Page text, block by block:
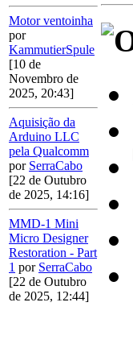
Motor ventoinha
por
KammutierSpule
[10 de
Novembro de
2025, 20:43]
Aquisição da
Arduino LLC
pela Qualcomm
por SerraCabo
[22 de Outubro
de 2025, 14:16]
MMD-1 Mini
Micro Designer
Restoration - Part
1 por SerraCabo
[22 de Outubro
de 2025, 12:44]